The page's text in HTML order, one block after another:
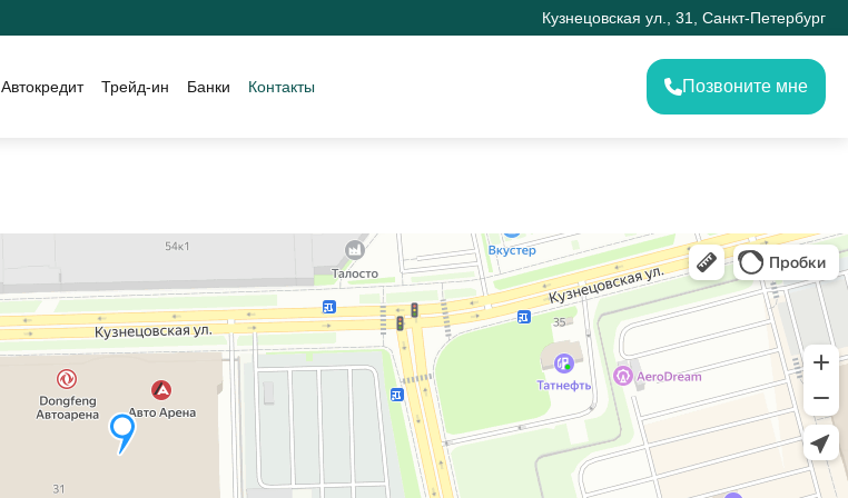
Кузнецовская ул., 31, Санкт-Петербург
Автокредит Трейд-ин Банки Контакты Позвоните мне